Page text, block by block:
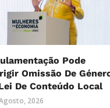
Pode
Omissão De
De Conteúdo Local
2026